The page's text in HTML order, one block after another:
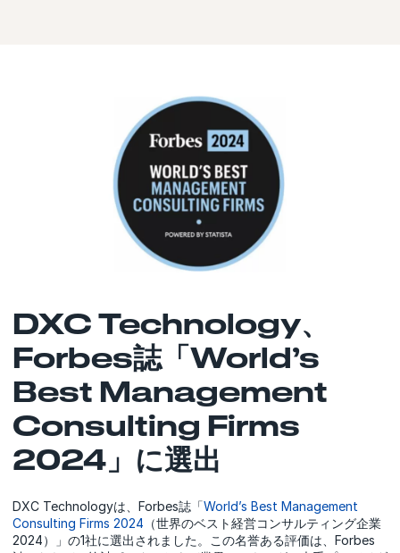
DXC Technology、
Forbes誌「World’s
Best Management
Consulting Firms
2024」に選出
DXC Technologyは、Forbes誌「World’s Best Management
Consulting Firms 2024 （世界のベスト経営コンサルティング企業
2024）」の1社に選出されました。この名誉ある評価は、Forbes